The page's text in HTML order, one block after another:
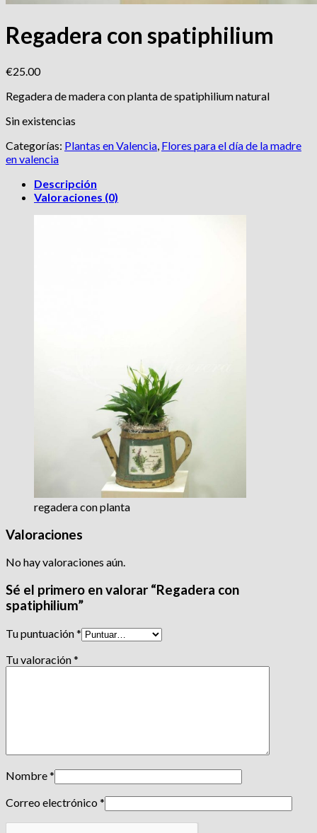
Regadera con spatiphilium
€25.00
Regadera de madera con planta de spatiphilium natural
Sin existencias
Categorías: Plantas en Valencia, Flores para el día de la madre
en valencia
Descripción
Valoraciones (0)
regadera con planta
Valoraciones
No hay valoraciones aún.
Sé el primero en valorar “Regadera con
spatiphilium”
Tu puntuación*
Tu valoración*
Nombre*
Correo electrónico *